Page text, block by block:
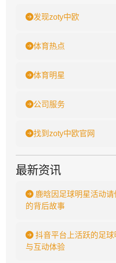
发现zoty中欧
体育热点
体育明星
公司服务
找到zoty中欧官网
最新资讯
鹿晗因足球明星活动
的背后故事
抖音平台上活跃的足
与互动体验